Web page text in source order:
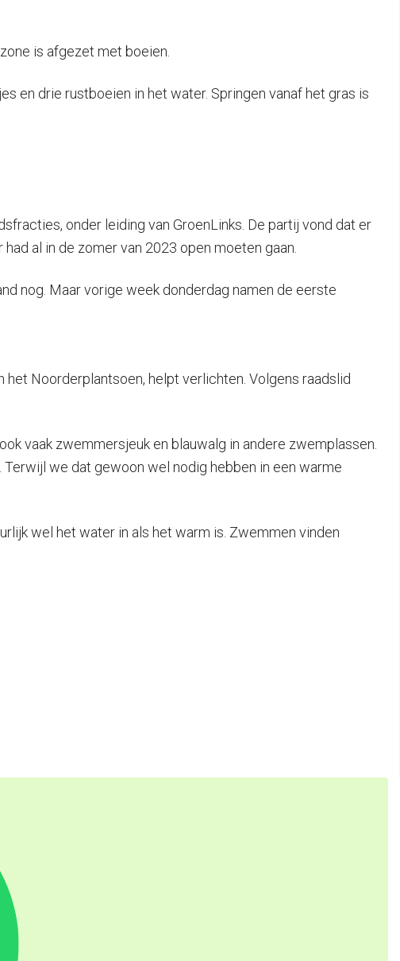
is afgezet met boeien.
en drie rustboeien in het water. Springen vanaf het gras is
onder leiding van GroenLinks. De partij vond dat er
al in de zomer van 2023 open moeten gaan.
nog. Maar vorige week donderdag namen de eerste
Noorderplantsoen, helpt verlichten. Volgens raadslid
vaak zwemmersjeuk en blauwalg in andere zwemplassen.
we dat gewoon wel nodig hebben in een warme
wel het water in als het warm is. Zwemmen vinden